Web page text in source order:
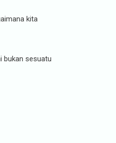
kita
bukan sesuatu